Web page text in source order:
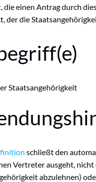
die einen Antrag durch
der die
Staatsangehörigkeit
schließt den
Vertreter ausgeht,
abzulehnen)